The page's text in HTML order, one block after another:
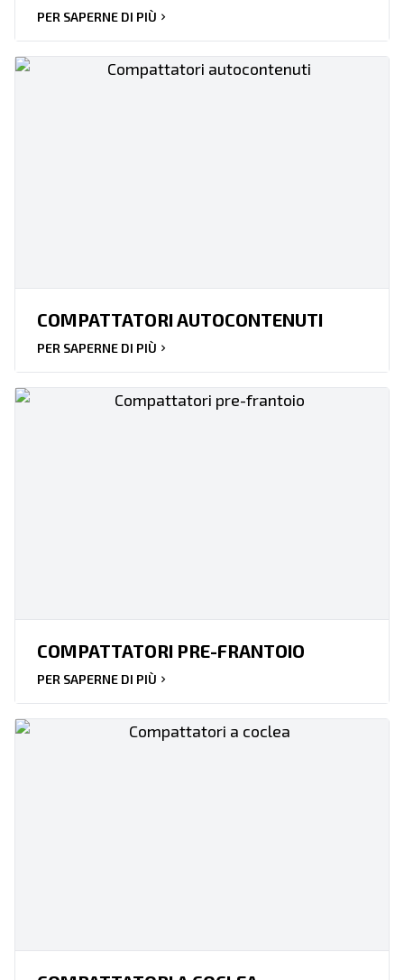
PER SAPERNE DI PIÙ
COMPATTATORI AUTOCONTENUTI
PER SAPERNE DI PIÙ
COMPATTATORI PRE-FRANTOIO
PER SAPERNE DI PIÙ